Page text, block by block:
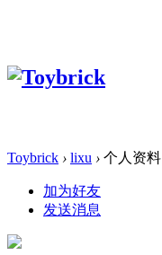
Toybrick › lixu › 个人资料
加为好友
发送消息